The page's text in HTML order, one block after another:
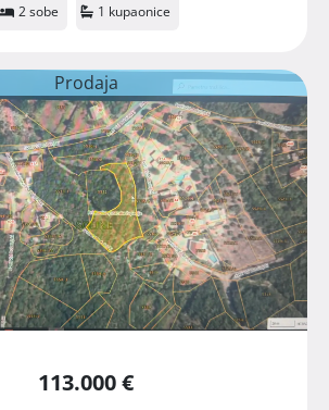
2 sobe 1 kupaonice
Prodaja
113.000 €